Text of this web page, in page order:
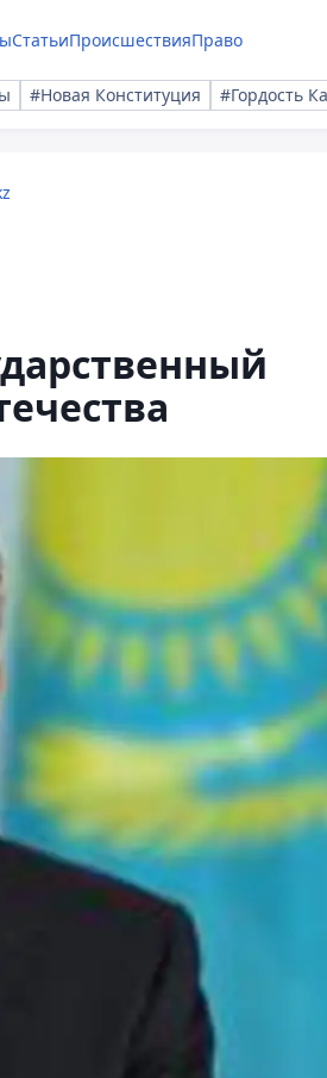
СтатьиПроисшествияПраво
#Новая Конституция #Гордость